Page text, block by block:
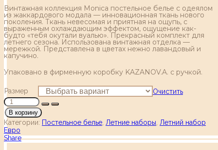
Винтажная коллекция Monica постельное белье с одеялом
из жаккардового модала — инновационная ткань нового
поколения. Ткань невесомая и приятная на ощупь, с
выраженным охлаждающим эффектом, ощущение как-
будто «тебя окутали вуалью». Прекрасный комплект для
летнего сезона. Использована винтажная отделка —
мережкой. Представлена в цветах нежно лавандовый и
капучино.
Упаковано в фирменную коробку KAZANOV.A. с ручкой.
Размер Очистить
В корзину
Категории: Постельное белье Летние наборы Летний набор
Евро
Share